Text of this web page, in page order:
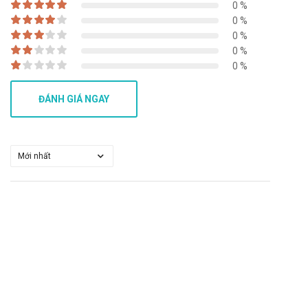
Tác dụng không mong muốn của
Medoxasol 250mg Medochemie
Thường gặp tiêu chảy, buồn nôn, nôn nhưng hiếm khi nặng
đến mức cần ngưng điều trị.
Ngứa, nổi mề đay nhưng nếu ngưng dùng thuốc, các tác dụng
Ngứa bộ phận sinh dục, viêm âm đạo, nấm Candida âm đạo.
0 %
0 %
0 %
0 %
0 %
ĐÁNH GIÁ NGAY